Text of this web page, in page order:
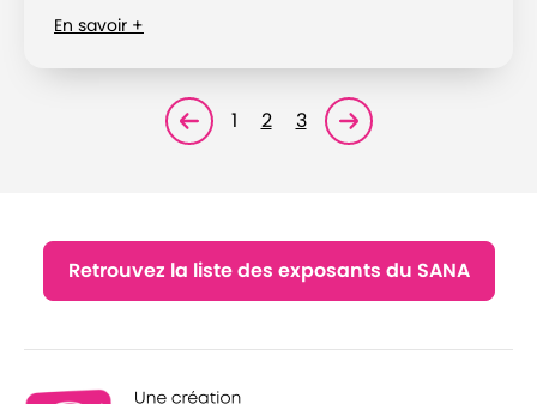
En savoir +
Page précédente
1 2 3 Page suivante<
Retrouvez la liste des exposants du SANA